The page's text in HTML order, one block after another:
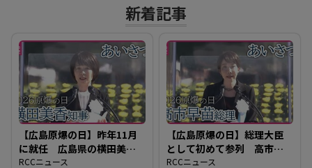
新着記事
【広島原爆の日】昨年11月
に就任 広島県の横田美香
知事のあいさつ 全文
RCCニュース
【広島原爆の日】総理大臣
として初めて参列 高市早
苗総理のあいさつ全文
RCCニュース